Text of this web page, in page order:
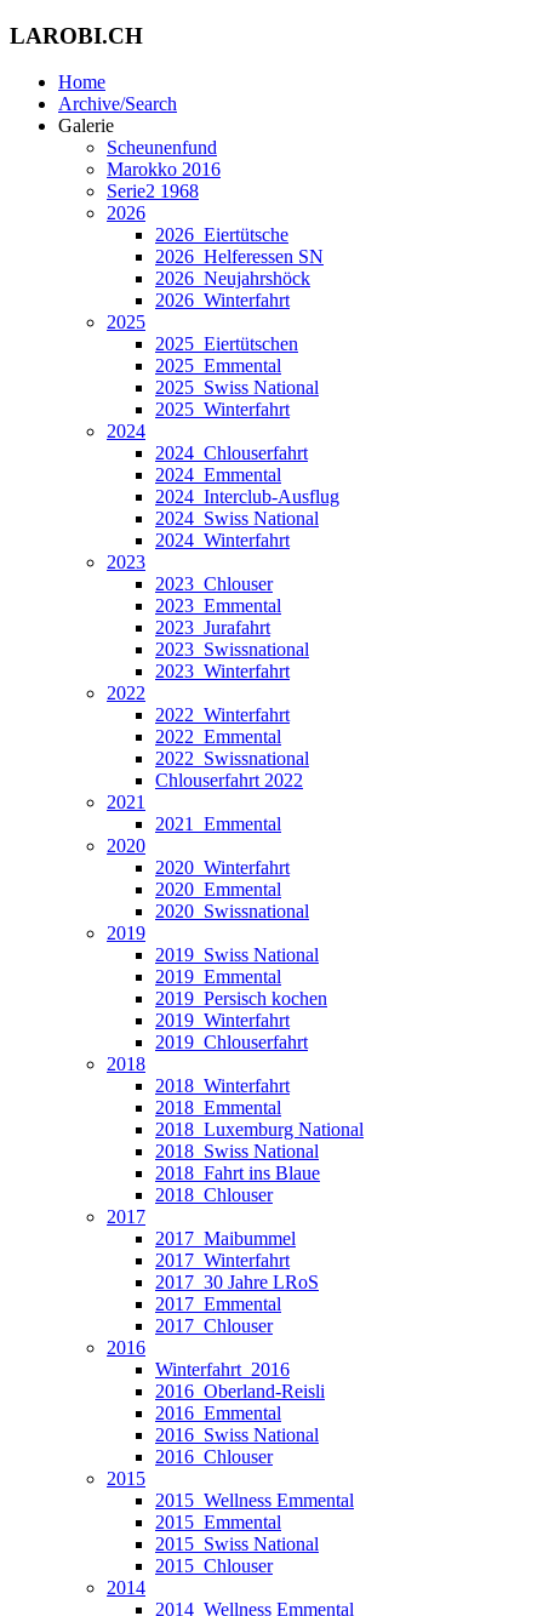
LAROBI.CH
Home
Archive/Search
Galerie
Scheunenfund
Marokko 2016
Serie2 1968
2026
2026_Eiertütsche
2026_Helferessen SN
2026_Neujahrshöck
2026_Winterfahrt
2025
2025_Eiertütschen
2025_Emmental
2025_Swiss National
2025_Winterfahrt
2024
2024_Chlouserfahrt
2024_Emmental
2024_Interclub-Ausflug
2024_Swiss National
2024_Winterfahrt
2023
2023_Chlouser
2023_Emmental
2023_Jurafahrt
2023_Swissnational
2023_Winterfahrt
2022
2022_Winterfahrt
2022_Emmental
2022_Swissnational
Chlouserfahrt 2022
2021
2021_Emmental
2020
2020_Winterfahrt
2020_Emmental
2020_Swissnational
2019
2019_Swiss National
2019_Emmental
2019_Persisch kochen
2019_Winterfahrt
2019_Chlouserfahrt
2018
2018_Winterfahrt
2018_Emmental
2018_Luxemburg National
2018_Swiss National
2018_Fahrt ins Blaue
2018_Chlouser
2017
2017_Maibummel
2017_Winterfahrt
2017_30 Jahre LRoS
2017_Emmental
2017_Chlouser
2016
Winterfahrt_2016
2016_Oberland-Reisli
2016_Emmental
2016_Swiss National
2016_Chlouser
2015
2015_Wellness Emmental
2015_Emmental
2015_Swiss National
2015_Chlouser
2014
2014_Wellness Emmental